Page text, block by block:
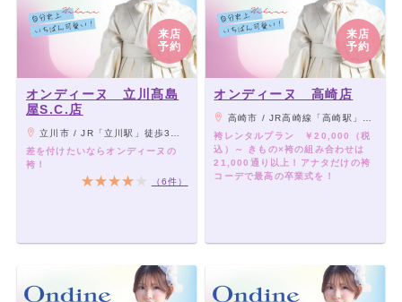
来店
予約
オンディーヌ 立川髙島
屋S.C.店
立川市 / JR「立川駅」徒歩3分、多摩モノレール「立川北駅」より徒歩1分
差を付けたいならオンディーヌの
袴！
（6件）
来店
予約
オンディーヌ 高崎店
高崎市 / JR高崎線「高崎駅」東口より徒歩7分
袴レンタルプラン ￥20,000（税
込）～ きもの×袴の組み合わせは
21,000通り以上！アナタだけの袴
コーデで最高の卒業式を！